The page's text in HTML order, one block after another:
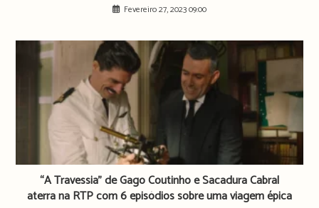
Fevereiro 27, 2023 09:00
“A Travessia” de Gago Coutinho e Sacadura Cabral
aterra na RTP com 6 episódios sobre uma viagem épica